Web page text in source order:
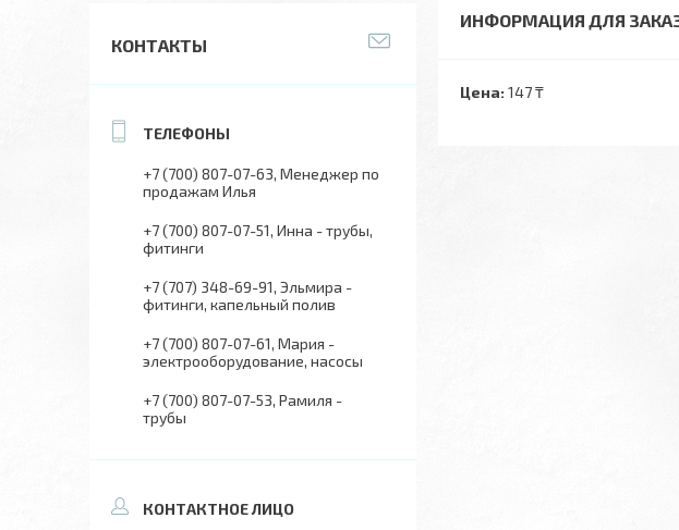
ИНФОРМАЦИЯ ДЛЯ
Цена: 147 ₸
КОНТАКТЫ
+7 (700) 807-07-63 Менеджер по
продажам Илья
+7 (700) 807-07-51 Инна - трубы,
фитинги
+7 (707) 348-69-91 Эльмира -
фитинги, капельный полив
+7 (700) 807-07-61 Мария -
электрооборудование, насосы
+7 (700) 807-07-53 Рамиля -
трубы